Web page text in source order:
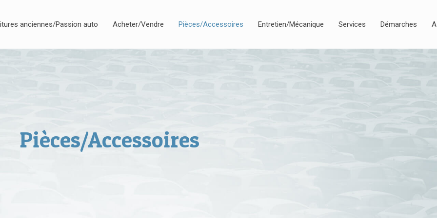
anciennes/Passion auto Acheter/Vendre Pièces/Accessoires Entretien/Mécanique Services Démarches
Pièces/Accessoires